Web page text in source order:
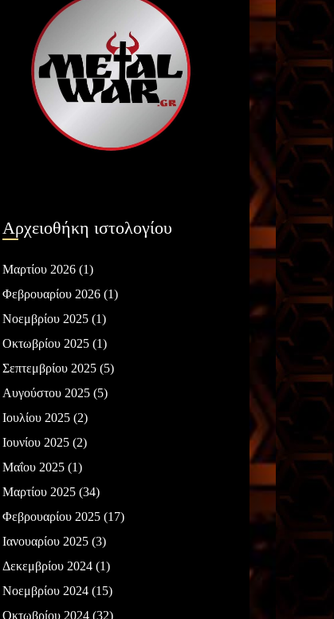
Αρχειοθήκη ιστολογίου
Μαρτίου 2026 (1)
Φεβρουαρίου 2026 (1)
Νοεμβρίου 2025 (1)
Οκτωβρίου 2025 (1)
Σεπτεμβρίου 2025 (5)
Αυγούστου 2025 (5)
Ιουλίου 2025 (2)
Ιουνίου 2025 (2)
Μαΐου 2025 (1)
Μαρτίου 2025 (34)
Φεβρουαρίου 2025 (17)
Ιανουαρίου 2025 (3)
Δεκεμβρίου 2024 (1)
Νοεμβρίου 2024 (15)
Οκτωβρίου 2024 (32)